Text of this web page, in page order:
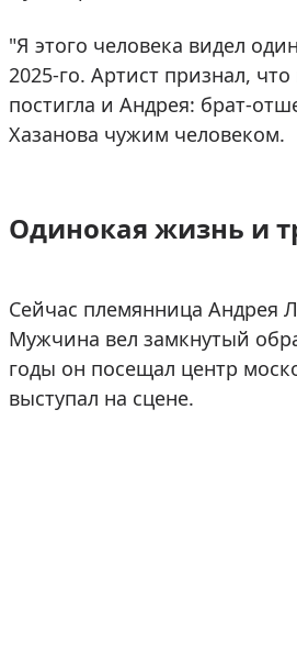
"Я этого человека видел
2025-го. Артист признал,
постигла и Андрея: брат-
Хазанова чужим человеком.
Одинокая жизнь и
Сейчас племянница Андрея
Мужчина вел замкнутый
годы он посещал центр
выступал на сцене.